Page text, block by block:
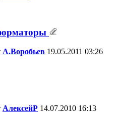
А.Воробьев 19.05.2011 03:26
АлексейР 14.07.2010 16:13